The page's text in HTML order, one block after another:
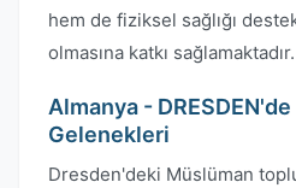
hem de fiziksel sağlığı
olmasına katkı sağlamaktadır.
Almanya -
Gelenekleri
Dresden'deki Müslüman